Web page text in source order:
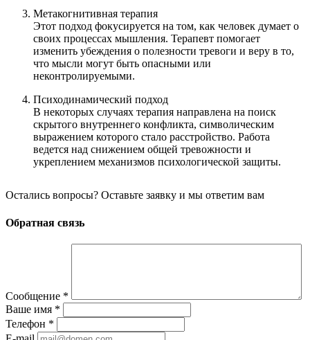
Метакогнитивная терапия
Этот подход фокусируется на том, как человек думает о
своих процессах мышления. Терапевт помогает
изменить убеждения о полезности тревоги и веру в то,
что мысли могут быть опасными или
неконтролируемыми.
Психодинамический подход
В некоторых случаях терапия направлена на поиск
скрытого внутреннего конфликта, символическим
выражением которого стало расстройство. Работа
ведется над снижением общей тревожности и
укреплением механизмов психологической защиты.
Остались вопросы? Оставьте заявку и мы ответим вам
Обратная связь
Сообщение *
Ваше имя *
Телефон *